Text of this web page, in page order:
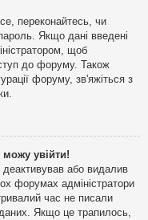
переконайтесь, чи
Якщо дані введені
щоб
до форуму. Також
форуму, зв'яжіться з
увійти!
деактивував або видалив
форумах адміністратори
час не писали
Якщо це трапилось,